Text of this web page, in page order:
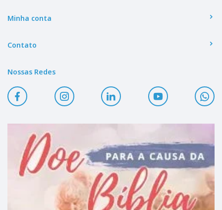
Minha conta
Contato
Nossas Redes